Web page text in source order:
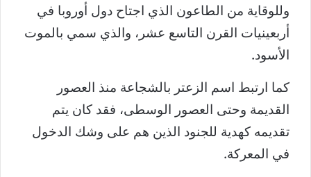
وللوقاية من الطاعون الذي اجتاح دول أوروبا في
أربعينيات القرن التاسع عشر، والذي سمي بالموت
الأسود.
كما ارتبط اسم الزعتر بالشجاعة منذ العصور
القديمة وحتى العصور الوسطى، فقد كان يتم
تقديمه كهدية للجنود الذين هم على وشك الدخول
في المعركة.